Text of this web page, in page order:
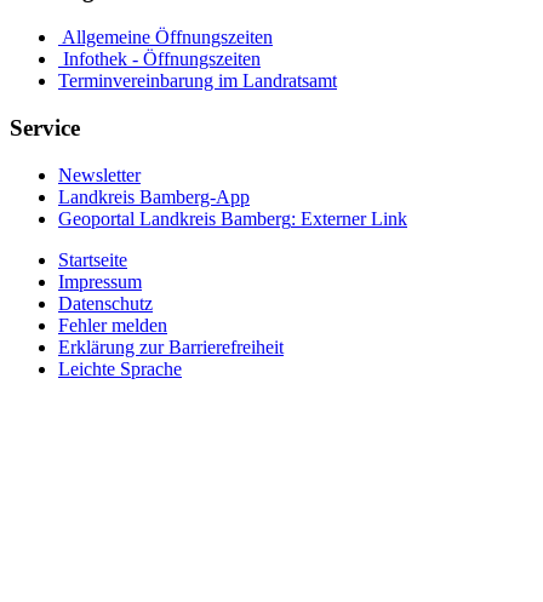
Allgemeine Öffnungszeiten
Infothek - Öffnungszeiten
Terminvereinbarung im Landratsamt
Service
Newsletter
Landkreis Bamberg-App
Geoportal Landkreis Bamberg: Externer Link
Startseite
Impressum
Datenschutz
Fehler melden
Erklärung zur Barrierefreiheit
Leichte Sprache